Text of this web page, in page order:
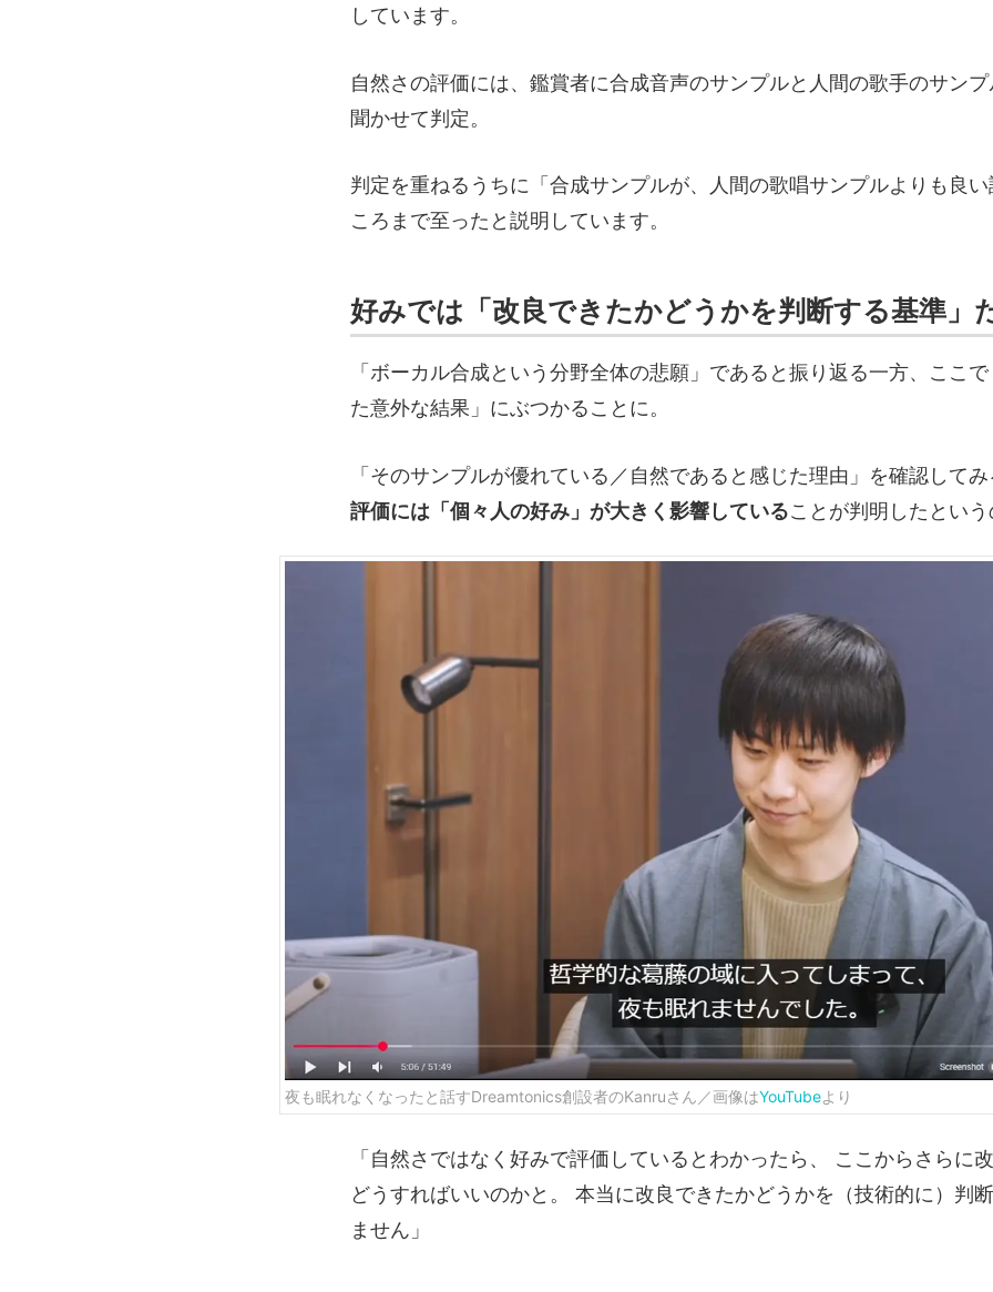
しています。
自然さの評価には、鑑賞者に合成音声のサンプルと人間の歌手のサン
聞かせて判定。
判定を重ねるうちに「合成サンプルが、人間の歌唱サンプルよりも良
ころまで至ったと説明しています。
好みでは「改良できたかどうかを判断する基準」
「ボーカル合成という分野全体の悲願」であると振り返る一方、ここ
た意外な結果」にぶつかることに。
「そのサンプルが優れている／自然であると感じた理由」を確認して
評価には「個々人の好み」が大きく影響していることが判明したとい
夜も眠れなくなったと話すDreamtonics創設者のKanruさん／画像はYouTubeより
「自然さではなく好みで評価しているとわかったら、 ここからさらに
どうすればいいのかと。 本当に改良できたかどうかを（技術的に）判
ません」